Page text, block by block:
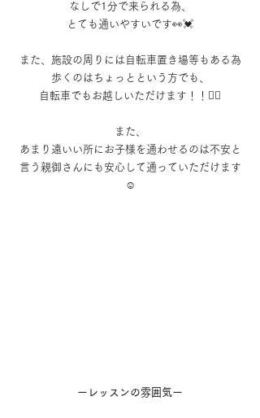
なしで1分で来られる為、
とても通いやすいです👀💓
また、施設の周りには自転車置き場等もある為
歩くのはちょっとという方でも、
自転車でもお越しいただけます！！✊🏻
また、
あまり遠いい所にお子様を通わせるのは不安と
言う親御さんにも安心して通っていただけます
☺️
ーレッスンの雰囲気ー